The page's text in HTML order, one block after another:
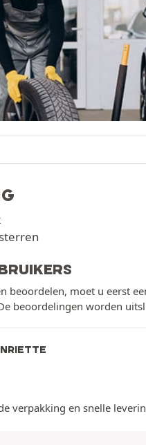
beoordelen, moet u eerst
beoordelingen worden
verpakking en snelle